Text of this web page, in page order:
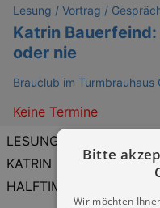
Lesung / Vortrag /
Katrin
oder nie
Brauclub im Turmbrauhaus
Keine Termine
LESUNG
KATRIN BAUERFEIND
HALFTIME SHOW –
Bitte
Wir möchten